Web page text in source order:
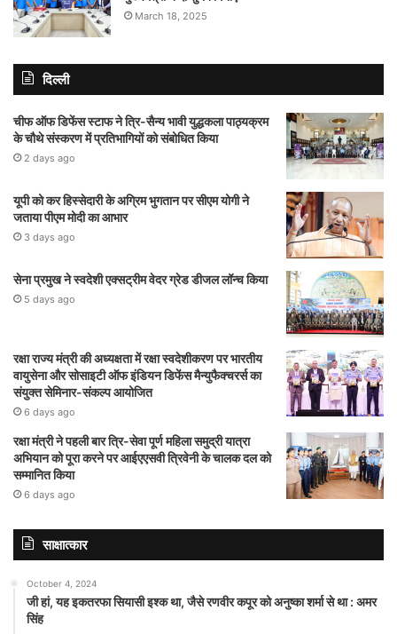
March 18, 2025
दिल्ली
चीफ ऑफ डिफेंस स्टाफ ने त्रि-सैन्य भावी युद्धकला पाठ्यक्रम
के चौथे संस्करण में प्रतिभागियों को संबोधित किया
2 days ago
यूपी को कर हिस्सेदारी के अग्रिम भुगतान पर सीएम योगी ने
जताया पीएम मोदी का आभार
3 days ago
सेना प्रमुख ने स्वदेशी एक्सट्रीम वेदर ग्रेड डीजल लॉन्च किया
5 days ago
रक्षा राज्य मंत्री की अध्यक्षता में रक्षा स्वदेशीकरण पर भारतीय
वायुसेना और सोसाइटी ऑफ इंडियन डिफेंस मैन्युफैक्चरर्स का
संयुक्त सेमिनार-संकल्प आयोजित
6 days ago
रक्षा मंत्री ने पहली बार त्रि-सेवा पूर्ण महिला समुद्री यात्रा
अभियान को पूरा करने पर आईएएसवी त्रिवेनी के चालक दल को
सम्मानित किया
6 days ago
साक्षात्कार
October 4, 2024
जी हां, यह इकतरफा सियासी इश्क था, जैसे रणवीर कपूर को अनुष्का शर्मा से था : अमर
सिंह